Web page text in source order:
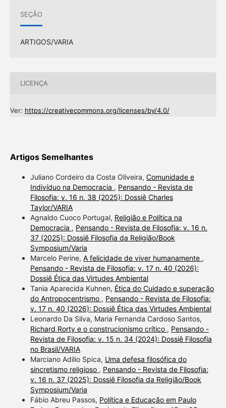
SEÇÃO
ARTIGOS/VARIA
LICENÇA
Ver: https://creativecommons.org/licenses/by/4.0/
Artigos Semelhantes
Juliano Cordeiro da Costa Oliveira, Comunidade e
Indivíduo na Democracia , Pensando - Revista de
Filosofia: v. 16 n. 38 (2025): Dossiê Charles
Taylor/VARIA
Agnaldo Cuoco Portugal, Religião e Política na
Democracia , Pensando - Revista de Filosofia: v. 16 n.
37 (2025): Dossiê Filosofia da Religião/Book
Symposium/Varia
Marcelo Perine, A felicidade de viver humanamente ,
Pensando - Revista de Filosofia: v. 17 n. 40 (2026):
Dossiê Ética das Virtudes Ambiental
Tania Aparecida Kuhnen, Ética do Cuidado e superação
do Antropocentrismo , Pensando - Revista de Filosofia:
v. 17 n. 40 (2026): Dossiê Ética das Virtudes Ambiental
Leonardo Da Silva, Maria Fernanda Cardoso Santos,
Richard Rorty e o construcionismo crítico , Pensando -
Revista de Filosofia: v. 15 n. 34 (2024): Dossiê Filosofia
no Brasil/VARIA
Marciano Adilio Spica, Uma defesa filosófica do
sincretismo religioso , Pensando - Revista de Filosofia:
v. 16 n. 37 (2025): Dossiê Filosofia da Religião/Book
Symposium/Varia
Fábio Abreu Passos, Política e Educação em Paulo